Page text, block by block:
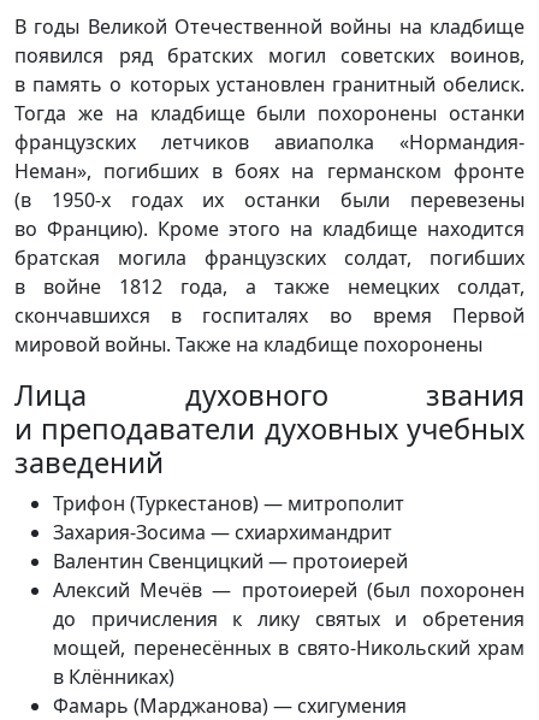
В годы Великой Отечественной войны на кладбище
появился ряд братских могил советских воинов,
в память о которых установлен гранитный обелиск.
Тогда же на кладбище были похоронены останки
французских летчиков авиаполка «Нормандия-
Неман», погибших в боях на германском фронте
(в 1950-х годах их останки были перевезены
во Францию). Кроме этого на кладбище находится
братская могила французских солдат, погибших
в войне 1812 года, а также немецких солдат,
скончавшихся в госпиталях во время Первой
мировой войны. Также на кладбище похоронены
Лица духовного звания
и преподаватели духовных учебных
заведений
Трифон (Туркестанов) — митрополит
Захария-Зосима — схиархимандрит
Валентин Свенцицкий — протоиерей
Алексий Мечёв — протоиерей (был похоронен
до причисления к лику святых и обретения
мощей, перенесённых в свято-Никольский храм
в Клённиках)
Фамарь (Марджанова) — схигумения